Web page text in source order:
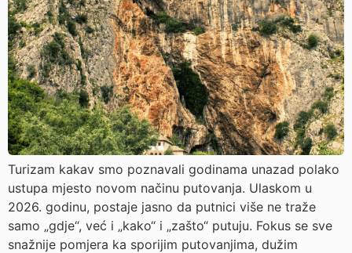
Turizam kakav smo poznavali godinama unazad polako
ustupa mjesto novom načinu putovanja. Ulaskom u
2026. godinu, postaje jasno da putnici više ne traže
samo „gdje“, već i „kako“ i „zašto“ putuju. Fokus se sve
snažnije pomjera ka sporijim putovanjima, dužim